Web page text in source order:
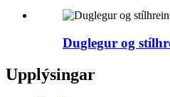
Duglegur og
Upplýsingar